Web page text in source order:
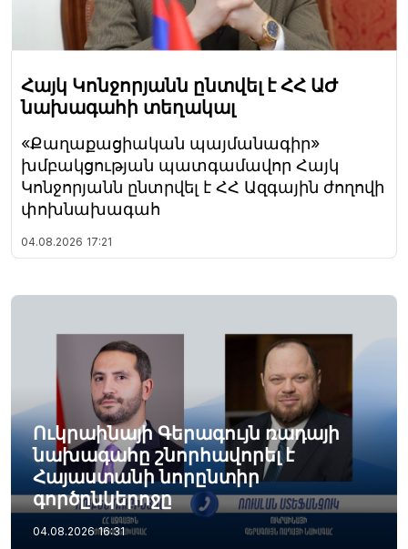
Հայկ Կոնջորյանն ընտվել է ՀՀ ԱԺ
նախագահի տեղակալ
«Քաղաքացիական պայմանագիր»
խմբակցության պատգամավոր Հայկ
Կոնջորյանն ընտրվել է ՀՀ Ազգային ժողովի
փոխնախագահ
04.08.2026 17:21
Ուկրաինայի Գերագույն ռադայի
նախագահը շնորհավորել է
Հայաստանի նորընտիր
գործընկերոջը
04.08.2026 16:31